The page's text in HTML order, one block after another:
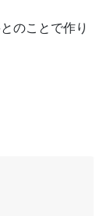
のことで作り